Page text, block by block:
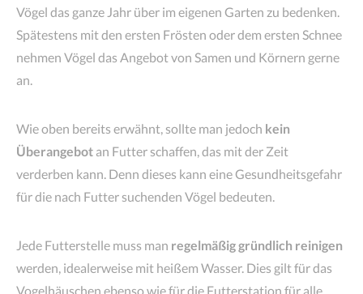
Vögel das ganze Jahr über im eigenen Garten zu bedenken.
Spätestens mit den ersten Frösten oder dem ersten Schnee
nehmen Vögel das Angebot von Samen und Körnern gerne
an.
Wie oben bereits erwähnt, sollte man jedoch kein
Überangebot an Futter schaffen, das mit der Zeit
verderben kann. Denn dieses kann eine Gesundheitsgefahr
für die nach Futter suchenden Vögel bedeuten.
Jede Futterstelle muss man regelmäßig gründlich reinigen
werden, idealerweise mit heißem Wasser. Dies gilt für das
Vogelhäuschen ebenso wie für die Futterstation für alle